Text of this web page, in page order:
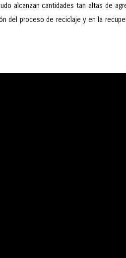
alcanzan cantidades tan altas de
del proceso de reciclaje y en la